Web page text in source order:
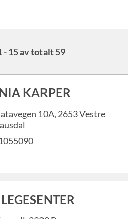
15 av totalt 59
KARPER
10A, 2653 Vestre